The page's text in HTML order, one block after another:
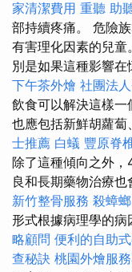
家清潔費用 重聽 助
部持續疼痛。 危險
有害理化因素的兒童
別是如果這種影響在
下午茶外燴 社團法
飲食可以解決這樣一
也應包括新鮮胡蘿蔔
士推薦 白蟻 豐原脊
除了這種傾向之外
良和長期藥物治療也
新竹整骨服務 殺蟑螂
形式根據病理學的病
略顧問 便利的自助
查秘訣 桃園外燴服